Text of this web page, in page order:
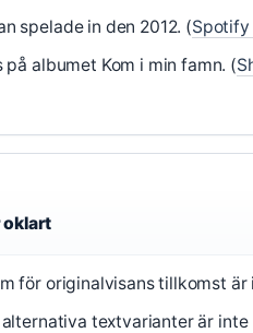
spelade in den 2012. (
på albumet Kom i min famn. (
oklart
för originalvisans tillkomst
alternativa textvarianter är